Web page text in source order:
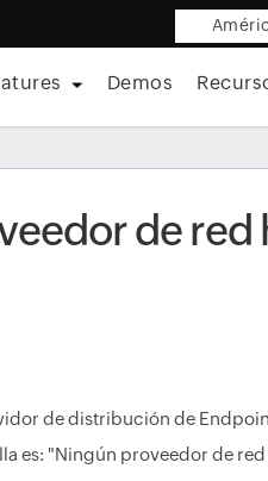
Demos
de red
de distribución de
es: "Ningún proveedor de